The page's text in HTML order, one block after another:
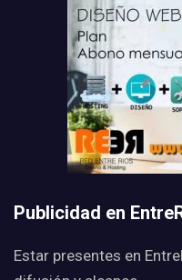
Publicidad en
Estar presentes en